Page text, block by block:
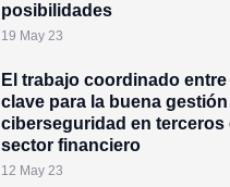
posibilidades
19 May 23
El trabajo coordinado
clave para la buena
ciberseguridad en terceros
sector financiero
12 May 23